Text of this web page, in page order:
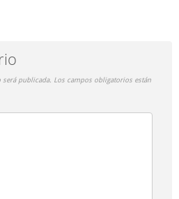
publicada. Los campos obligatorios están